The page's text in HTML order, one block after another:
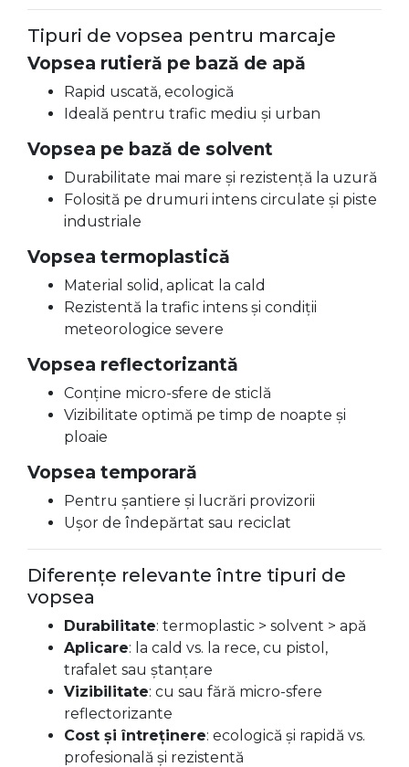
Tipuri de vopsea pentru marcaje
Vopsea rutieră pe bază de apă
Rapid uscată, ecologică
Ideală pentru trafic mediu și urban
Vopsea pe bază de solvent
Durabilitate mai mare și rezistență la uzură
Folosită pe drumuri intens circulate și piste
industriale
Vopsea termoplastică
Material solid, aplicat la cald
Rezistentă la trafic intens și condiții
meteorologice severe
Vopsea reflectorizantă
Conține micro-sfere de sticlă
Vizibilitate optimă pe timp de noapte și
ploaie
Vopsea temporară
Pentru șantiere și lucrări provizorii
Ușor de îndepărtat sau reciclat
Diferențe relevante între tipuri de
vopsea
Durabilitate: termoplastic > solvent > apă
Aplicare: la cald vs. la rece, cu pistol,
trafalet sau ștanțare
Vizibilitate: cu sau fără micro-sfere
reflectorizante
Cost și întreținere: ecologică și rapidă vs.
profesională și rezistentă